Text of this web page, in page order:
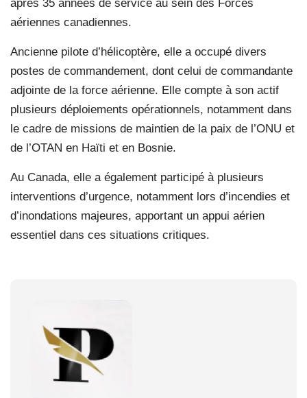
après 35 années de service au sein des Forces
aériennes canadiennes.
Ancienne pilote d’hélicoptère, elle a occupé divers
postes de commandement, dont celui de commandante
adjointe de la force aérienne. Elle compte à son actif
plusieurs déploiements opérationnels, notamment dans
le cadre de missions de maintien de la paix de l’ONU et
de l’OTAN en Haïti et en Bosnie.
Au Canada, elle a également participé à plusieurs
interventions d’urgence, notamment lors d’incendies et
d’inondations majeures, apportant un appui aérien
essentiel dans ces situations critiques.